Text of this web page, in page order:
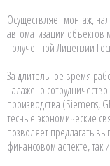
Осуществляет монтаж,
автоматизации объектов
полученной Лицензии
За длительное время
налажено
производства (Siemens,
тесные экономические
позволяет предлагать
финансовом аспекте, так